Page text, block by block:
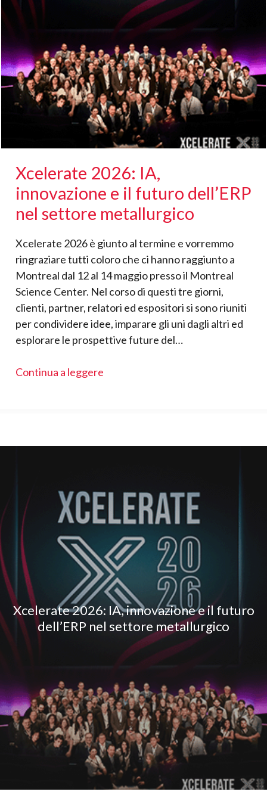
Xcelerate 2026: IA,
innovazione e il futuro dell’ERP
nel settore metallurgico
Xcelerate 2026 è giunto al termine e vorremmo
ringraziare tutti coloro che ci hanno raggiunto a
Montreal dal 12 al 14 maggio presso il Montreal
Science Center. Nel corso di questi tre giorni,
clienti, partner, relatori ed espositori si sono riuniti
per condividere idee, imparare gli uni dagli altri ed
esplorare le prospettive future del…
Continua a leggere
Xcelerate 2026: IA, innovazione e il futuro
dell’ERP nel settore metallurgico